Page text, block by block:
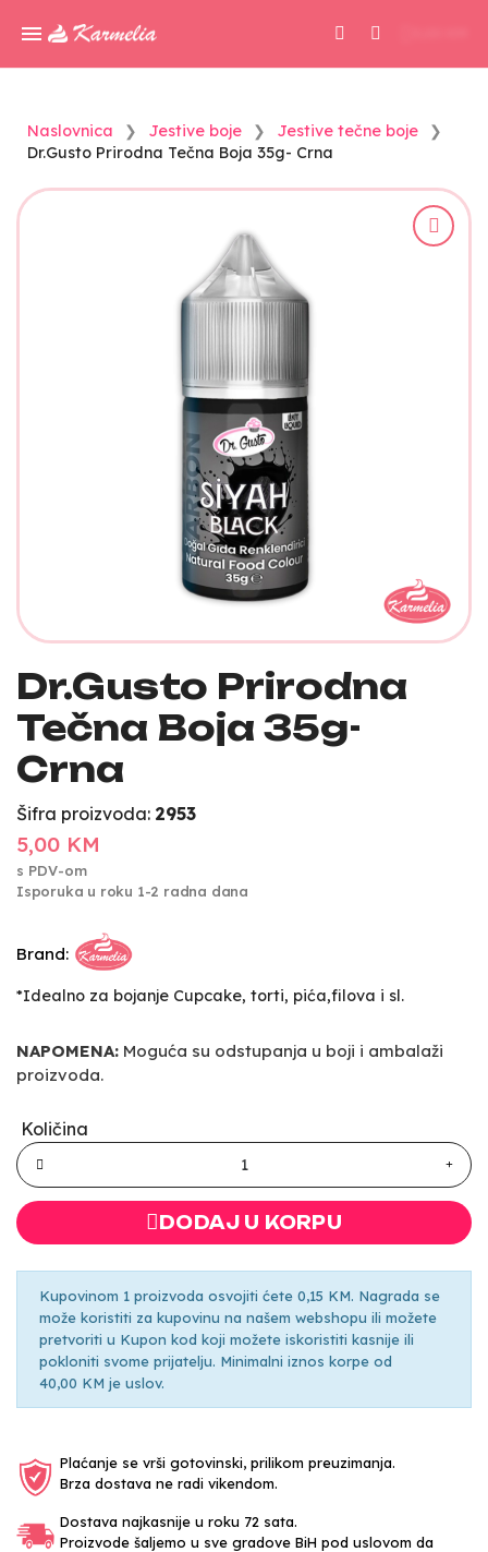
Naslovnica Jestive boje
Jestive tečne boje
Dr.Gusto Prirodna Tečna Boja 35g- Crna
Dr.Gusto Prirodna
Tečna Boja 35g-
Crna
Šifra proizvoda: 2953
5,00 KM
s PDV-om
Isporuka u roku 1-2 radna dana
Brand:
*Idealno za bojanje Cupcake, torti, pića,filova i sl.
NAPOMENA: Moguća su odstupanja u boji i ambalaži
proizvoda.
Količina
DODAJ U KORPU
Kupovinom 1 proizvoda osvojiti ćete 0,15 KM. Nagrada se
može koristiti za kupovinu na našem webshopu ili možete
pretvoriti u Kupon kod koji možete iskoristiti kasnije ili
pokloniti svome prijatelju. Minimalni iznos korpe od
40,00 KM je uslov.
Plaćanje se vrši gotovinski, prilikom preuzimanja.
Brza dostava ne radi vikendom.
Dostava najkasnije u roku 72 sata.
Proizvode šaljemo u sve gradove BiH pod uslovom da